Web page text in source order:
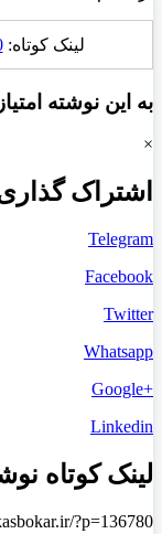
لینک کوتاه:
به این نوشته
×
اشتراک
Telegram
Facebook
Twitter
Whatsapp
+Google
Linkedin
لینک کوتاه
?p=136780